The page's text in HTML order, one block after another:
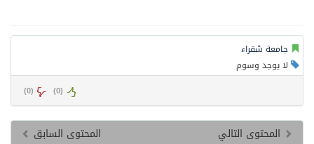
جامعة شقراء
لا يوجد وسوم
(
0
) (
0
)
المحتوى السابق
المحتوى التالي